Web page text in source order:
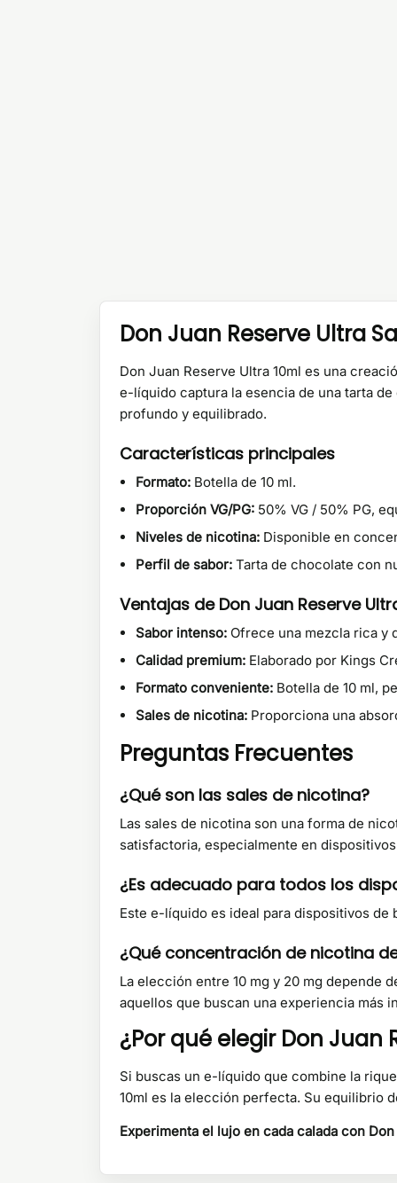
Don Juan Reserve Ultra
Don Juan Reserve Ultra 10ml es una
e-líquido captura la esencia de una tarta
profundo y equilibrado.
Características principales
Formato: Botella de 10 ml.
Proporción VG/PG: 50% VG / 50% PG,
Niveles de nicotina: Disponible en
Perfil de sabor: Tarta de chocolate con
Ventajas de Don Juan Reserve
Sabor intenso: Ofrece una mezcla rica y
Calidad premium: Elaborado por Kings
Formato conveniente: Botella de 10 ml,
Sales de nicotina: Proporciona una
Preguntas Frecuentes
¿Qué son las sales de nicotina?
Las sales de nicotina son una forma de
satisfactoria, especialmente en
¿Es adecuado para todos los
Este e-líquido es ideal para dispositivos
¿Qué concentración de nicotina
La elección entre 10 mg y 20 mg depende
aquellos que buscan una experiencia más
¿Por qué elegir Don Juan
Si buscas un e-líquido que combine la
10ml es la elección perfecta. Su equilibrio
Experimenta el lujo en cada calada con